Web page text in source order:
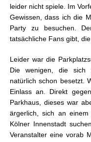
leider nicht spiele. Im
Gewissen, dass ich die
Party zu besuchen.
tatsächliche Fans gibt,
Leider war die
Die wenigen, die sich
natürlich schon besetzt.
Einlass an. Direkt
Parkhaus, dieses war
ärgerlich, sich an
Kölner Innenstadt
Veranstalter eine vorab